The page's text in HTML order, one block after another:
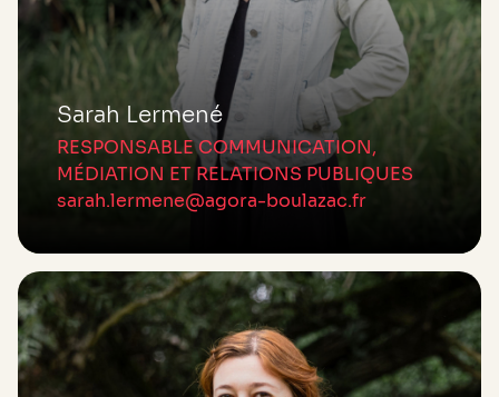
Sarah Lermené
RESPONSABLE COMMUNICATION,
MÉDIATION ET RELATIONS PUBLIQUES
sarah.lermene@agora-boulazac.fr